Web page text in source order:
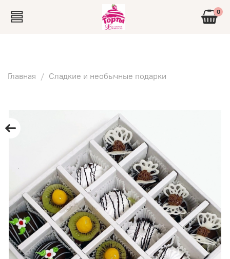
0
Главная Сладкие и необычные подарки